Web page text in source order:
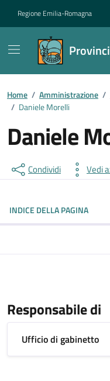
Regione Emilia-Romagna
Contenuti in
Home / Amministrazione /
/ Daniele Morelli
Daniele
Condividi Vedi
INDICE DELLA PAGINA
Responsabile di
Ufficio di gabinetto